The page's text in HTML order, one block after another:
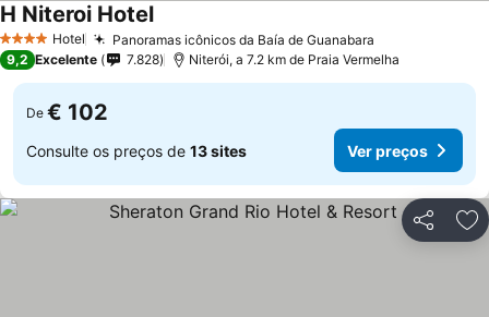
4 EstrelasHotel Panoramas icônicos da Baía de Guanabara
H Niteroi Hotel
9,2 Excelente 7.828 Niterói, a 7.2 km de Praia Vermelha
De € 102
Consulte os preços de 13 sites Ver preços
Partilhar